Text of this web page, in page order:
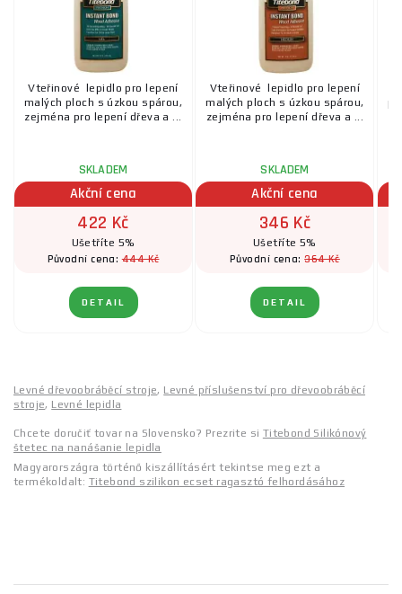
Vteřinové lepidlo pro lepení
malých ploch s úzkou spárou,
zejména pro lepení dřeva a ...
SKLADEM
Akční cena
422 Kč
Ušetříte 5%
Původní cena:444 Kč
DETAIL
Vteřinové lepidlo pro lepení
malých ploch s úzkou spárou,
zejména pro lepení dřeva a ...
SKLADEM
Akční cena
346 Kč
Ušetříte 5%
Původní cena:364 Kč
DETAIL
Levné dřevoobráběcí stroje, Levné příslušenství pro dřevoobráběcí
stroje, Levné lepidla
Chcete doručiť tovar na Slovensko? Prezrite si Titebond Silikónový
štetec na nanášanie lepidla
Magyarországra történő kiszállításért tekintse meg ezt a
termékoldalt: Titebond szilikon ecset ragasztó felhordásához